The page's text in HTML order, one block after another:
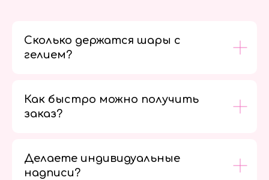
Сколько держатся шары с
гелием?
Как быстро можно получить
заказ?
Делаете индивидуальные
надписи?